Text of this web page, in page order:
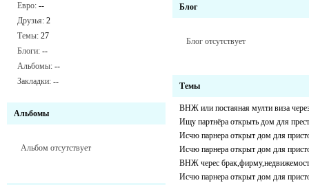
Евро: --
Друзья: 2
Темы: 27
Блоги: --
Альбомы: --
Закладки: --
Альбомы
Альбом отсутствует
Блог
Блог отсутствует
Темы
ВНЖ или постаяная мулти виза
Ищу партнёра открыть дом для
Исчю парнера открыт дом для
Исчю парнера открыт дом для
ВНЖ черес
Исчю парнера открыт дом для